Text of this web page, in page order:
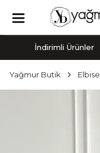
İndirimli Ürünler
Yağmur Butik Elbise